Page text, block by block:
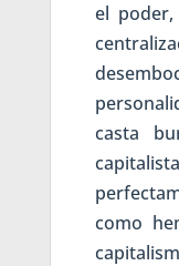
el
casta
como